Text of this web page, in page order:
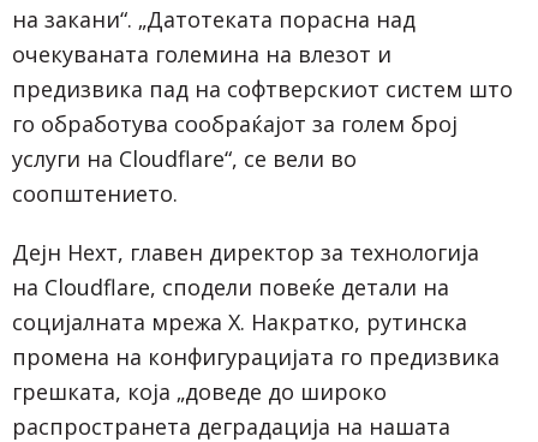
на закани“. „Датотеката порасна над
очекуваната големина на влезот и
предизвика пад на софтверскиот систем што
го обработува сообраќајот за голем број
услуги на Cloudflare“, се вели во
соопштението.
Дејн Нехт, главен директор за технологија
на Cloudflare, сподели повеќе детали на
социјалната мрежа X. Накратко, рутинска
промена на конфигурацијата го предизвика
грешката, која „доведе до широко
распространета деградација на нашата